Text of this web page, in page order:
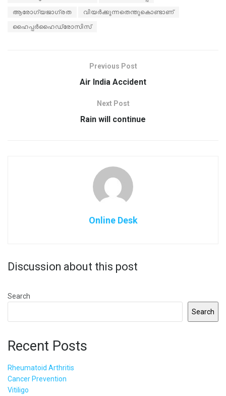
ആരോഗ്യജാഗ്രത വിയർക്കുന്നതെന്തുകൊണ്ടാണ്
ഹൈപ്പർഹൈഡ്രോസിസ്
Previous Post
Air India Accident
Next Post
Rain will continue
Online Desk
Discussion about this post
Search
Search
Recent Posts
Rheumatoid Arthritis
Cancer Prevention
Vitiligo